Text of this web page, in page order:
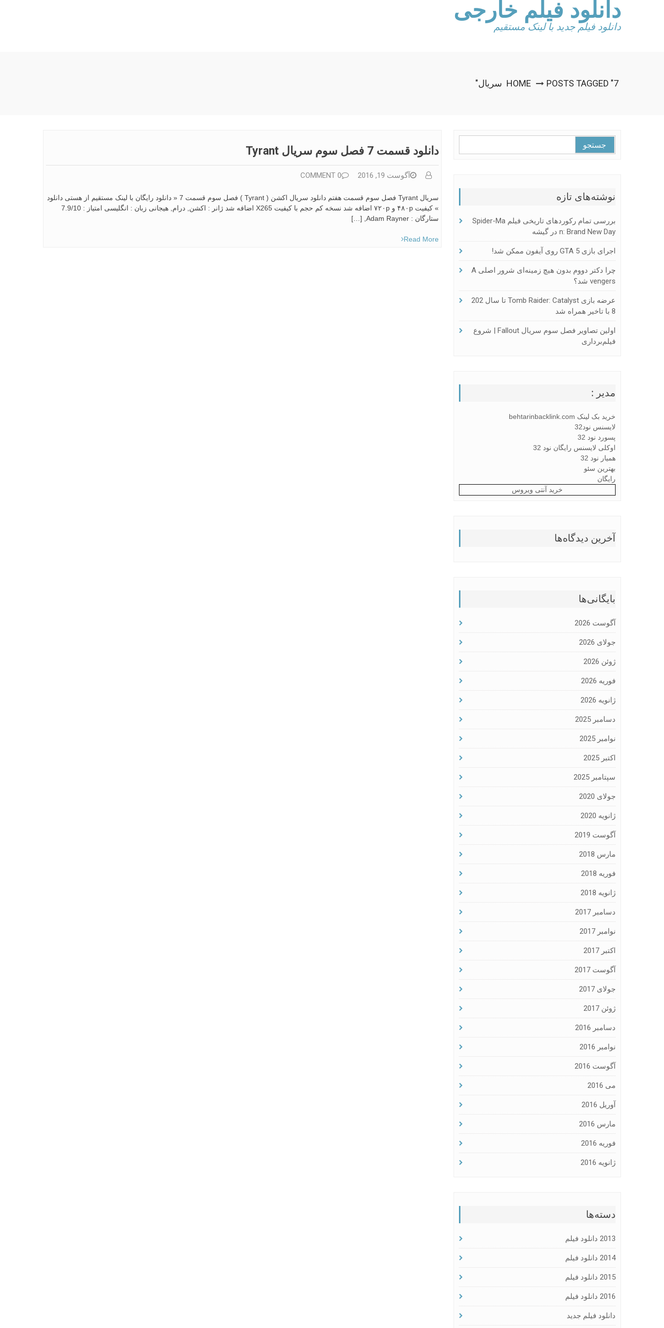
دانلود فیلم خارجی
دانلود فیلم جدید با لینک مستقیم
HOME POSTS TAGGED "7 سریال"
دانلود قسمت 7 فصل سوم سریال Tyrant
آگوست 19, 2016 0 COMMENT
سریال Tyrant فصل سوم قسمت هفتم دانلود سریال اکشن ( Tyrant ) فصل سوم قسمت 7 « دانلود رایگان با لینک مستقیم از هستی دانلود
» کیفیت ۴۸۰p و ۷۲۰p اضافه شد نسخه کم حجم با کیفیت X265 اضافه شد ژانر : اکشن, درام, هیجانی زبان : انگلیسی امتیاز : 7.9/10
ستارگان : Adam Rayner, […]
Read More
برای:
نوشته‌های تازه
بررسی تمام رکوردهای تاریخی فیلم Spider-Ma
N: Brand New Day در گیشه
اجرای بازی GTA 5 روی آیفون ممکن شد!
چرا دکتر دووم بدون هیچ زمینه‌ای شرور اصلی A
Vengers شد؟
عرضه بازی Tomb Raider: Catalyst تا سال 202
8 با تاخیر همراه شد
اولین تصاویر فصل سوم سریال Fallout | شروع
فیلم‌برداری
مدیر :
خرید بک لینک behtarinbacklink.com
لایسنس نود32
پسورد نود 32
اوکلی لایسنس رایگان نود 32
همیار نود 32
بهترین سئو
رایگان
خرید آنتی ویروس
آخرین دیدگاه‌ها
بایگانی‌ها
آگوست 2026
جولای 2026
ژوئن 2026
فوریه 2026
ژانویه 2026
دسامبر 2025
نوامبر 2025
اکتبر 2025
سپتامبر 2025
جولای 2020
ژانویه 2020
آگوست 2019
مارس 2018
فوریه 2018
ژانویه 2018
دسامبر 2017
نوامبر 2017
اکتبر 2017
آگوست 2017
جولای 2017
ژوئن 2017
دسامبر 2016
نوامبر 2016
آگوست 2016
می 2016
آوریل 2016
مارس 2016
فوریه 2016
ژانویه 2016
دسته‌ها
2013 دانلود فیلم
2014 دانلود فیلم
2015 دانلود فیلم
2016 دانلود فیلم
دانلود فیلم جدید